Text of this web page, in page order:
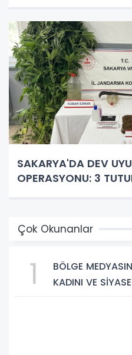
SAKARYA'DA DEV
OPERASYONU: 3
Çok Okunanlar
1
BÖLGE
KADINI VE